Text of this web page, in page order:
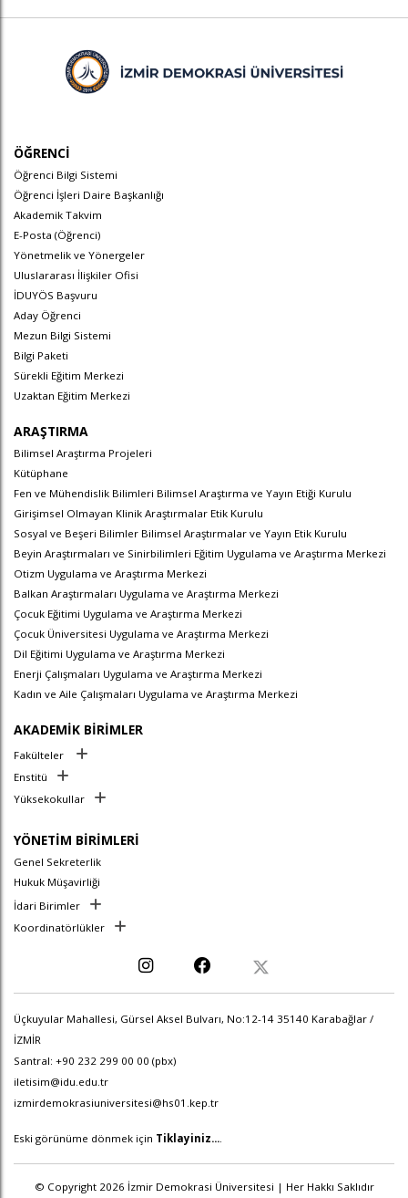
ÖĞRENCİ
Öğrenci Bilgi Sistemi
Öğrenci İşleri Daire Başkanlığı
Akademik Takvim
E-Posta (Öğrenci)
Yönetmelik ve Yönergeler
Uluslararası İlişkiler Ofisi
İDUYÖS Başvuru
Aday Öğrenci
Mezun Bilgi Sistemi
Bilgi Paketi
Sürekli Eğitim Merkezi
Uzaktan Eğitim Merkezi
ARAŞTIRMA
Bilimsel Araştırma Projeleri
Kütüphane
Fen ve Mühendislik Bilimleri Bilimsel Araştırma ve Yayın Etiği Kurulu
Girişimsel Olmayan Klinik Araştırmalar Etik Kurulu
Sosyal ve Beşeri Bilimler Bilimsel Araştırmalar ve Yayın Etik Kurulu
Beyin Araştırmaları ve Sinirbilimleri Eğitim Uygulama ve Araştırma Merkezi
Otizm Uygulama ve Araştırma Merkezi
Balkan Araştırmaları Uygulama ve Araştırma Merkezi
Çocuk Eğitimi Uygulama ve Araştırma Merkezi
Çocuk Üniversitesi Uygulama ve Araştırma Merkezi
Dil Eğitimi Uygulama ve Araştırma Merkezi
Enerji Çalışmaları Uygulama ve Araştırma Merkezi
Kadın ve Aile Çalışmaları Uygulama ve Araştırma Merkezi
AKADEMİK BİRİMLER
Fakülteler
Enstitü
Yüksekokullar
YÖNETİM BİRİMLERİ
Genel Sekreterlik
Hukuk Müşavirliği
İdari Birimler
Koordinatörlükler
Üçkuyular Mahallesi, Gürsel Aksel Bulvarı, No:12-14 35140 Karabağlar /
İZMİR
Santral: +90 232 299 00 00 (pbx)
iletisim@idu.edu.tr
izmirdemokrasiuniversitesi@hs01.kep.tr
Eski görünüme dönmek için Tiklayiniz....
© Copyright 2026 İzmir Demokrasi Üniversitesi | Her Hakkı Saklıdır